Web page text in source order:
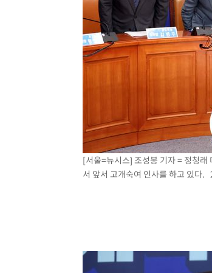
[서울=뉴시스] 조성봉 기자 = 정청래
서 앞서 고개숙여 인사를 하고 있다